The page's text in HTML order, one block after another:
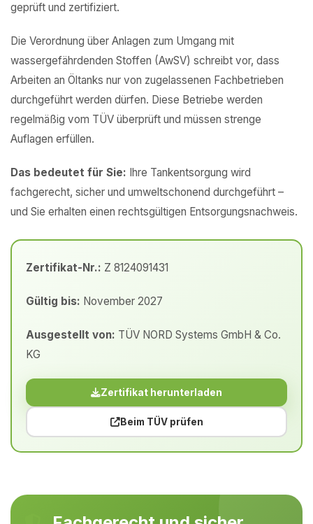
geprüft und zertifiziert.
Die Verordnung über Anlagen zum Umgang mit
wassergefährdenden Stoffen (AwSV) schreibt vor, dass
Arbeiten an Öltanks nur von zugelassenen Fachbetrieben
durchgeführt werden dürfen. Diese Betriebe werden
regelmäßig vom TÜV überprüft und müssen strenge
Auflagen erfüllen.
Das bedeutet für Sie: Ihre Tankentsorgung wird
fachgerecht, sicher und umweltschonend durchgeführt –
und Sie erhalten einen rechtsgültigen Entsorgungsnachweis.
Zertifikat-Nr.: Z 8124091431
Gültig bis: November 2027
Ausgestellt von: TÜV NORD Systems GmbH & Co.
KG
Zertifikat herunterladen
Beim TÜV prüfen